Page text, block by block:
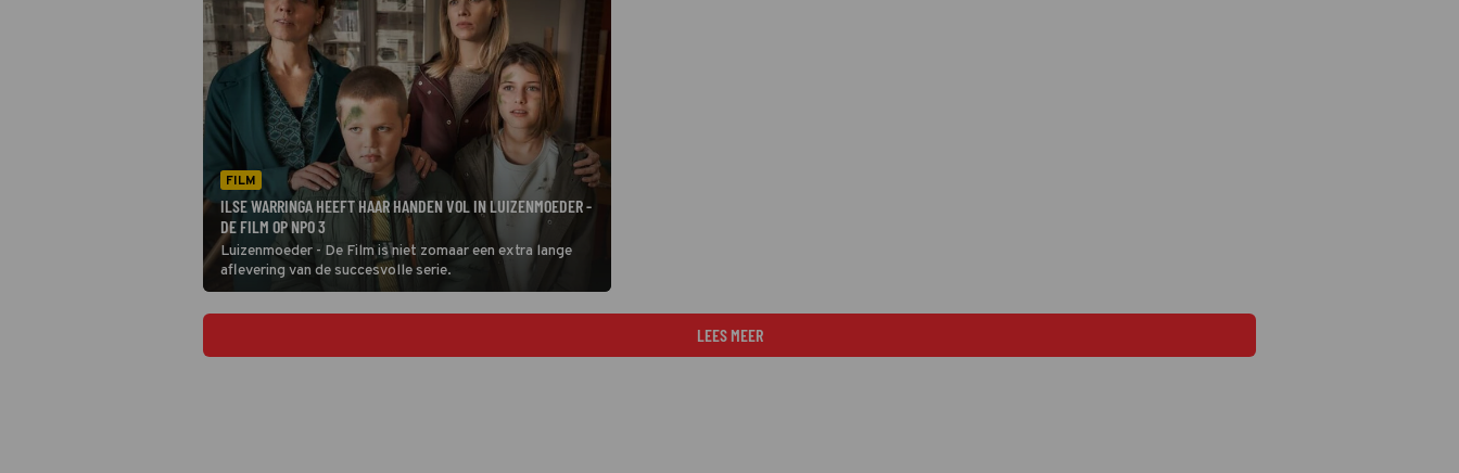
FILM
ILSE WARRINGA HEEFT HAAR HANDEN VOL IN LUIZENMOEDER -
DE FILM OP NPO 3
Luizenmoeder - De Film is niet zomaar een extra lange
aflevering van de succesvolle serie.
LEES MEER